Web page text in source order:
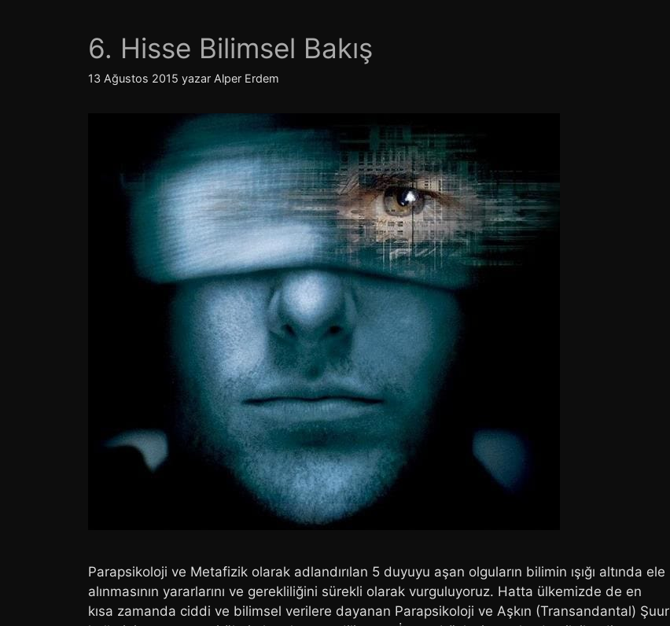
6. Hisse Bilimsel Bakış
13 Ağustos 2015 yazar Alper Erdem
Parapsikoloji ve Metafizik olarak adlandırılan 5 duyuyu aşan olguların bilimin ışığı altında ele
alınmasının yararlarını ve gerekliliğini sürekli olarak vurguluyoruz. Hatta ülkemizde de en
kısa zamanda ciddi ve bilimsel verilere dayanan Parapsikoloji ve Aşkın (Transandantal) Şuur